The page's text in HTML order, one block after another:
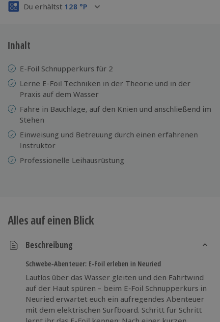
Volle Flexibilität
3 Jahre gültig & verlängerbar.
Du erhältst 128 °P
Inhalt
E-Foil Schnupperkurs für 2
Lerne E-Foil Techniken in der Theorie und in der
Praxis auf dem Wasser
Fahre in Bauchlage, auf den Knien und anschließend im
Stehen
Einweisung und Betreuung durch einen erfahrenen
Instruktor
Professionelle Leihausrüstung
Alles auf einen Blick
Beschreibung
Schwebe-Abenteuer: E-Foil erleben in Neuried
Lautlos über das Wasser gleiten und den Fahrtwind
auf der Haut spüren – beim E-Foil Schnupperkurs in
Neuried erwartet euch ein aufregendes Abenteuer
mit dem elektrischen Surfboard. Schritt für Schritt